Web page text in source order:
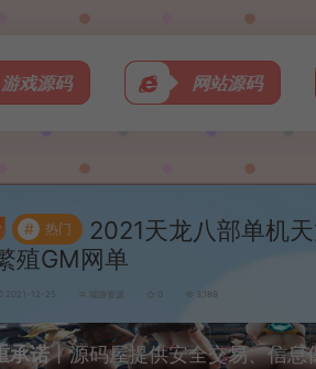
游戏源码 网站源码
# 热门
2021天龙八部单机
殖GM网单
2021-12-25 端游资源 0 3,189
承诺丨源码屋提供安全交易、信息